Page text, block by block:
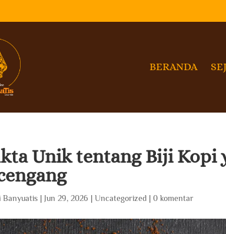
BERANDA
Unik tentang Biji Kopi
Banyuatis | Jun 29, 2026 |Uncategorized |0 komentar